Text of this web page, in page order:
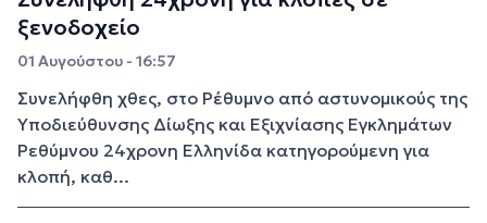
ξενοδοχείο
01 Αυγούστου - 16:57
Συνελήφθη χθες, στο Ρέθυμνο από αστυνομικούς της
Υποδιεύθυνσης Δίωξης και Εξιχνίασης Εγκλημάτων
Ρεθύμνου 24χρονη Ελληνίδα κατηγορούμενη για
κλοπή, καθ...